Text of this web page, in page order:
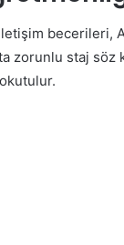
becerileri,
zorunlu staj